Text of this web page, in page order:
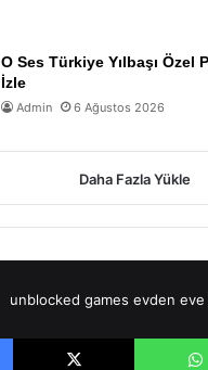
O Ses Türkiye Yılbaşı Özel
İzle
Admin 6 Ağustos 2026
Daha Fazla Yükle
unblocked games evden eve